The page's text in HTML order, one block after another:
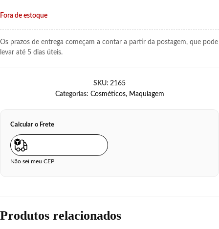
Fora de estoque
Os prazos de entrega começam a contar a partir da postagem, que pode
levar até 5 dias úteis.
SKU: 2165
Categorias: Cosméticos, Maquiagem
Calcular o Frete
Não sei meu CEP
Produtos relacionados